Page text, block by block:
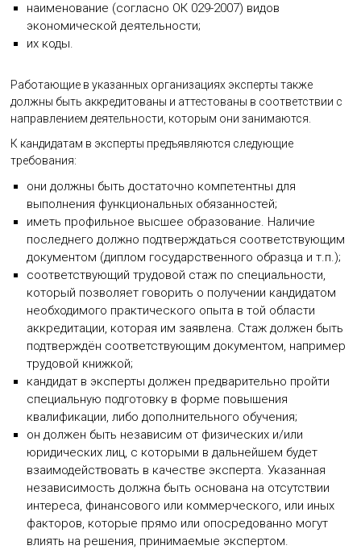
наименование (согласно ОК 029-2007) видов
экономической деятельности;
их коды.
Работающие в указанных организациях эксперты также
должны быть аккредитованы и аттестованы в соответствии с
направлением деятельности, которым они занимаются.
К кандидатам в эксперты предъявляются следующие
требования:
они должны быть достаточно компетентны для
выполнения функциональных обязанностей;
иметь профильное высшее образование. Наличие
последнего должно подтверждаться соответствующим
документом (диплом государственного образца и т.п.);
соответствующий трудовой стаж по специальности,
который позволяет говорить о получении кандидатом
необходимого практического опыта в той области
аккредитации, которая им заявлена. Стаж должен быть
подтверждён соответствующим документом, например
трудовой книжкой;
кандидат в эксперты должен предварительно пройти
специальную подготовку в форме повышения
квалификации, либо дополнительного обучения;
он должен быть независим от физических и/или
юридических лиц, с которыми в дальнейшем будет
взаимодействовать в качестве эксперта. Указанная
независимость должна быть основана на отсутствии
интереса, финансового или коммерческого, или иных
факторов, которые прямо или опосредованно могут
влиять на решения, принимаемые экспертом.